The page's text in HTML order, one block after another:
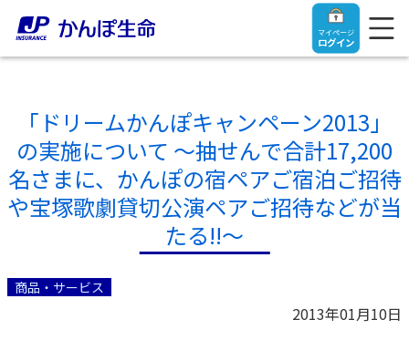
マイページ
ログイン
トップ
ご契約者さま
ご契約者さま
保険をご検討中のお客さま
「ドリームかんぽキャンペーン2013」
の実施について ～抽せんで合計17,200
名さまに、かんぽの宿ペアご宿泊ご招待
や宝塚歌劇貸切公演ペアご招待などが当
たる!!～
商品・サービス
2013年01月10日